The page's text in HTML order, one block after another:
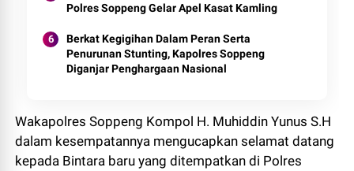
Polres Soppeng Gelar Apel Kasat Kamling
Berkat Kegigihan Dalam Peran Serta
Penurunan Stunting, Kapolres Soppeng
Diganjar Penghargaan Nasional
Wakapolres Soppeng Kompol H. Muhiddin Yunus S.H
dalam kesempatannya mengucapkan selamat datang
kepada Bintara baru yang ditempatkan di Polres